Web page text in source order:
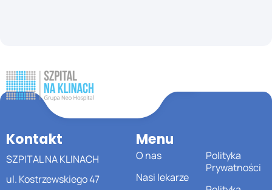
Kontakt
SZPITAL NA KLINACH
ul. Kostrzewskiego 47
Menu
O nas
Nasi lekarze
Polityka
Prywatności